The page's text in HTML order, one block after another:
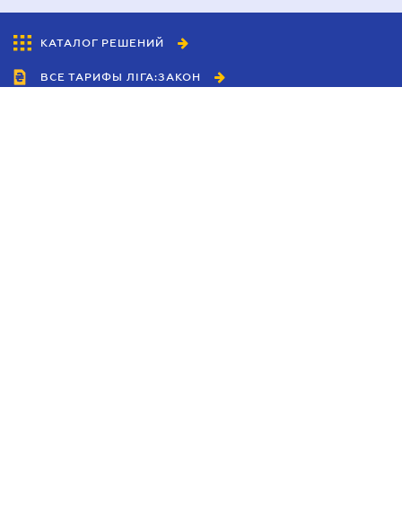
КАТАЛОГ РЕШЕНИЙ
ВСЕ ТАРИФЫ ЛІГА:ЗАКОН